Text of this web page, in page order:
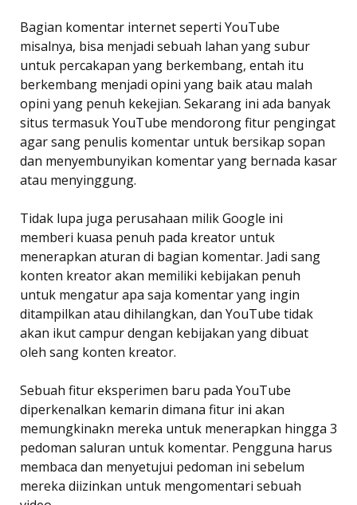
Bagian komentar internet seperti YouTube
misalnya, bisa menjadi sebuah lahan yang subur
untuk percakapan yang berkembang, entah itu
berkembang menjadi opini yang baik atau malah
opini yang penuh kekejian. Sekarang ini ada banyak
situs termasuk YouTube mendorong fitur pengingat
agar sang penulis komentar untuk bersikap sopan
dan menyembunyikan komentar yang bernada kasar
atau menyinggung.
Tidak lupa juga perusahaan milik Google ini
memberi kuasa penuh pada kreator untuk
menerapkan aturan di bagian komentar. Jadi sang
konten kreator akan memiliki kebijakan penuh
untuk mengatur apa saja komentar yang ingin
ditampilkan atau dihilangkan, dan YouTube tidak
akan ikut campur dengan kebijakan yang dibuat
oleh sang konten kreator.
Sebuah fitur eksperimen baru pada YouTube
diperkenalkan kemarin dimana fitur ini akan
memungkinakn mereka untuk menerapkan hingga 3
pedoman saluran untuk komentar. Pengguna harus
membaca dan menyetujui pedoman ini sebelum
mereka diizinkan untuk mengomentari sebuah